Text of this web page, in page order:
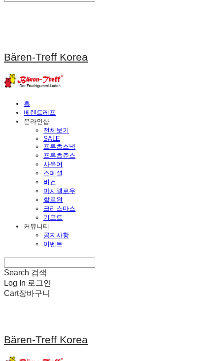
Bären-Treff Korea
홈
베렌트레프
온라인샵
전체보기
SALE
프루츠스낵
프루츠쥬스
사우어
스페셜
비건
마시멜로우
할로윈
크리스마스
기프트
커뮤니티
공지사항
이벤트
Search 검색
Log In 로그인
Cart장바구니
Bären-Treff Korea